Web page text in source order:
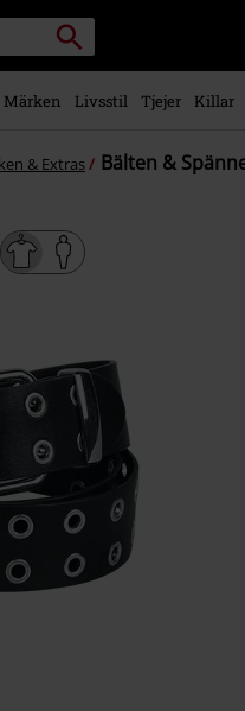
Sök
Märken Livsstil Tjejer Killar
& Extras Bälten &